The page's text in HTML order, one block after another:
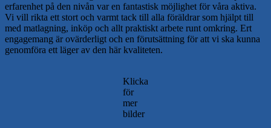
erfarenhet på den nivån var en fantastisk möjlighet för våra aktiva.
Vi vill rikta ett stort och varmt tack till alla föräldrar som hjälpt till
med matlagning, inköp och allt praktiskt arbete runt omkring. Ert
engagemang är ovärderligt och en förutsättning för att vi ska kunna
genomföra ett läger av den här kvaliteten.
Klicka
för
mer
bilder